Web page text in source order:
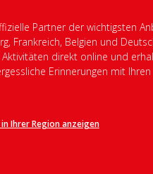
Partner der wichtigsten
Frankreich, Belgien und
direkt online und
Erinnerungen mit
Ihrer Region anzeigen